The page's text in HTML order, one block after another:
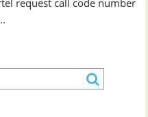
Airtel request call code number